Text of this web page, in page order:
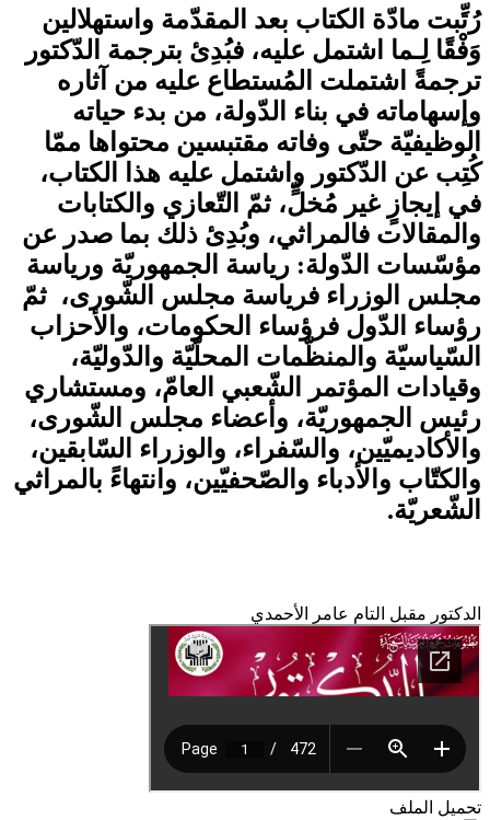
رُتِّبت مادّة الكتاب بعد المقدّمة واستهلالين
وَفْقًا لِـما اشتمل عليه، فبُدِئ بترجمة الدّكتور
ترجمةً اشتملت المُستطاع عليه من آثاره
وإسهاماته في بناء الدّولة، من بدء حياته
الوظيفيّة حتّى وفاته مقتبسين محتواها ممّا
كُتِب عن الدّكتور واشتمل عليه هذا الكتاب،
في إيجازٍ غير مُخلٍّ، ثمّ التّعازي والكتابات
والمقالات فالمراثي، وبُدِئ ذلك بما صدر عن
مؤسّسات الدّولة: رياسة الجمهوريّة ورياسة
مجلس الوزراء فرياسة مجلس الشّورى، ثمّ
رؤساء الدّول فرؤساء الحكومات، والأحزاب
السّياسيّة والمنظّمات المحلّيّة والدّوليّة،
وقيادات المؤتمر الشّعبي العامّ، ومستشاري
رئيس الجمهوريّة، وأعضاء مجلس الشّورى،
والأكاديميّين، والسّفراء، والوزراء السّابقين،
والكتّاب والأدباء والصّحفيّين، وانتهاءً بالمراثي
الشّعريّة.
الدكتور مقبل التام عامر الأحمدي
تحميل الملف